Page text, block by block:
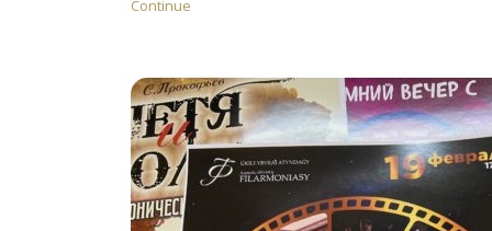
Continue